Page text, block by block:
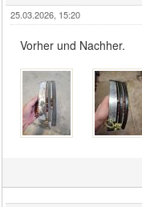
25.03.2026, 15:20
Vorher und Nachher.